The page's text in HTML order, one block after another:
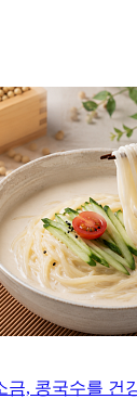
금, 콩국수를 건